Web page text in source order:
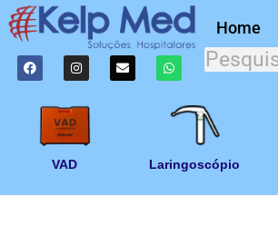
Home
VAD Laringoscópio